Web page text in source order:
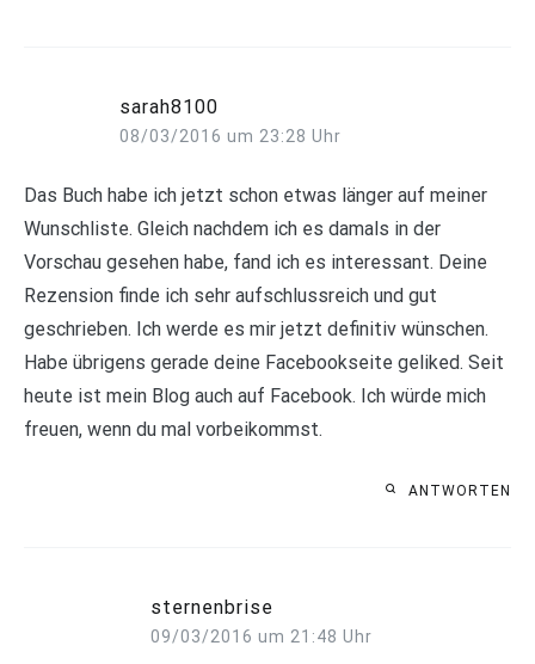
sarah8100
08/03/2016 um 23:28 Uhr
Das Buch habe ich jetzt schon etwas länger auf meiner
Wunschliste. Gleich nachdem ich es damals in der
Vorschau gesehen habe, fand ich es interessant. Deine
Rezension finde ich sehr aufschlussreich und gut
geschrieben. Ich werde es mir jetzt definitiv wünschen.
Habe übrigens gerade deine Facebookseite geliked. Seit
heute ist mein Blog auch auf Facebook. Ich würde mich
freuen, wenn du mal vorbeikommst.
ANTWORTEN
sternenbrise
09/03/2016 um 21:48 Uhr